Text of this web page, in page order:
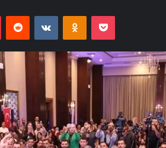
PinterestReddit VKontakteOdnoklassniki
Pocket